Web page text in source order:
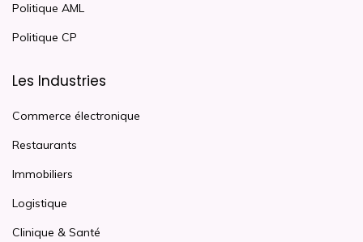
Politique AML
Politique CP
Les Industries
Commerce électronique
Restaurants
Immobiliers
Logistique
Clinique & Santé